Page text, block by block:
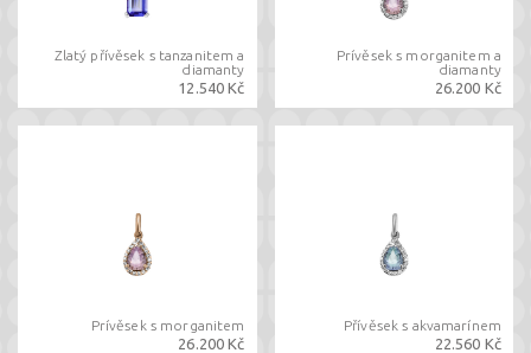
Zlatý přívěsek s tanzanitem a
diamanty
12.540 Kč
Prívěsek s morganitem a
diamanty
26.200 Kč
Prívěsek s morganitem
26.200 Kč
Přívěsek s akvamarínem
22.560 Kč